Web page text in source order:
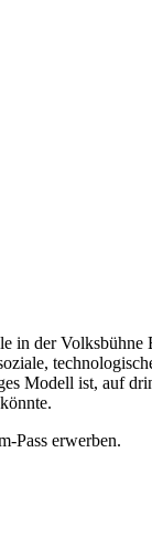
in der
Modell ist, auf
Pass erwerben.